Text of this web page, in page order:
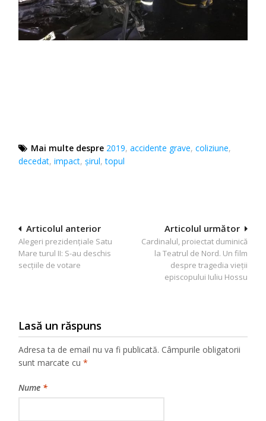
Mai multe despre 2019,accidente grave,coliziune,
decedat,impact,șirul,topul
Navigare
în
articole
Articolul următor
Cardinalul, proiectat duminică
la Teatrul de Nord. Un film
despre tragedia vieții
episcopului Iuliu Hossu
Articolul anterior
Alegeri prezidenţiale Satu
Mare turul II: S-au deschis
secţiile de votare
Lasă un răspuns
Adresa ta de email nu va fi publicată. Câmpurile obligatorii
sunt marcate cu*
Nume *